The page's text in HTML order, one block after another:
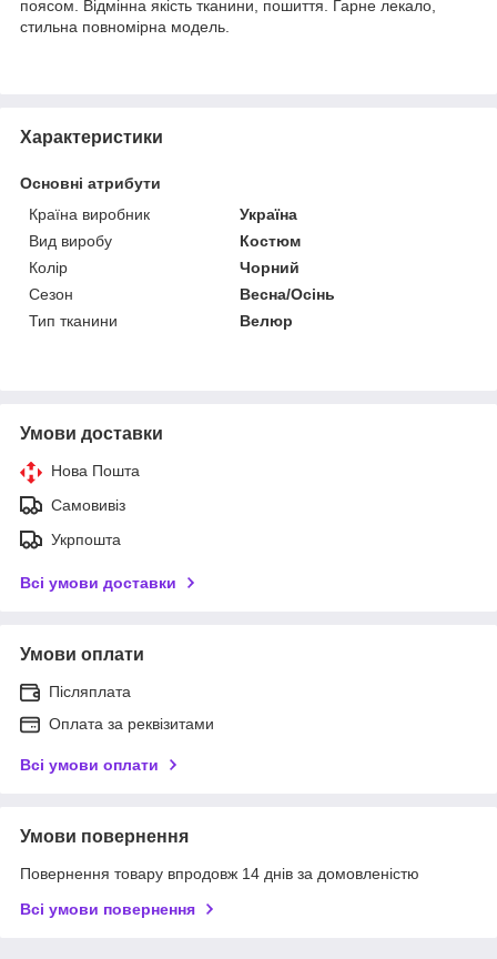
поясом. Відмінна якість тканини, пошиття. Гарне лекало,
стильна повномірна модель.
Характеристики
Основні атрибути
Країна виробник
Україна
Вид виробу
Костюм
Колір
Чорний
Сезон
Весна/Осінь
Тип тканини
Велюр
Умови доставки
Нова Пошта
Самовивіз
Укрпошта
Всі умови доставки
Умови оплати
Післяплата
Оплата за реквізитами
Всі умови оплати
Умови повернення
Повернення товару впродовж 14 днів за домовленістю
Всі умови повернення